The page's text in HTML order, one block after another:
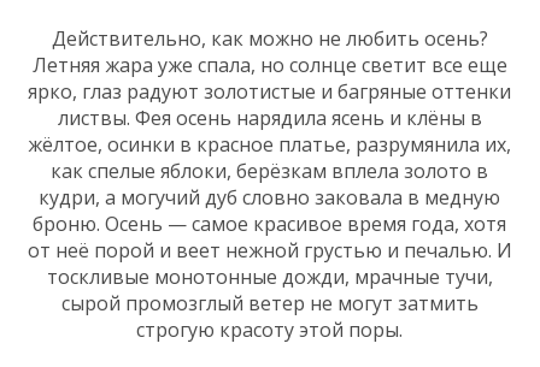
Действительно, как можно не любить осень?
Летняя жара уже спала, но солнце светит все еще
ярко, глаз радуют золотистые и багряные оттенки
листвы. Фея осень нарядила ясень и клёны в
жёлтое, осинки в красное платье, разрумянила их,
как спелые яблоки, берёзкам вплела золото в
кудри, а могучий дуб словно заковала в медную
броню. Осень — самое красивое время года, хотя
от неё порой и веет нежной грустью и печалью. И
тоскливые монотонные дожди, мрачные тучи,
сырой промозглый ветер не могут затмить
строгую красоту этой поры.